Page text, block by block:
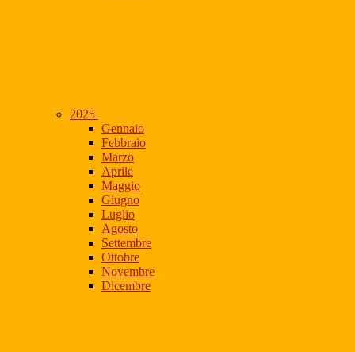
2025
Gennaio
Febbraio
Marzo
Aprile
Maggio
Giugno
Luglio
Agosto
Settembre
Ottobre
Novembre
Dicembre